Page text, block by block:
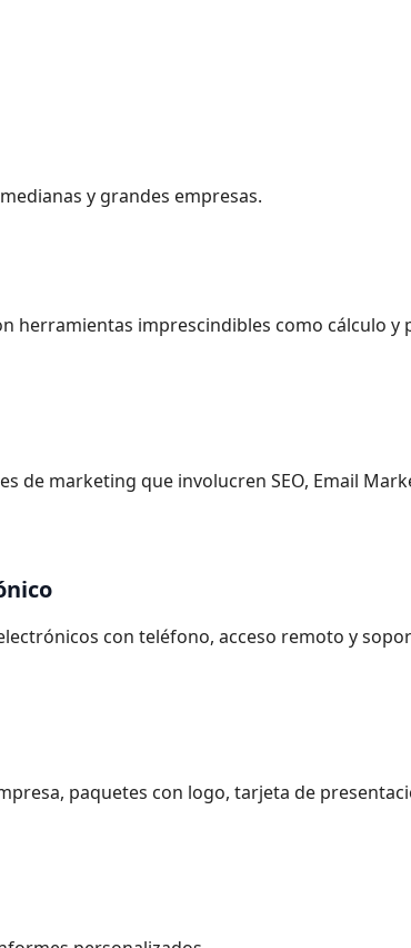
y grandes empresas.
herramientas imprescindibles como cálculo y
de marketing que involucren SEO, Email
con teléfono, acceso remoto y
paquetes con logo, tarjeta de